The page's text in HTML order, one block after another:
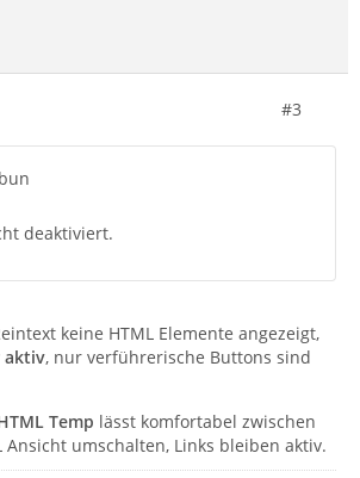
#3
deaktiviert.
keine HTML Elemente angezeigt,
aktiv, nur verführerische Buttons sind
Temp lässt komfortabel zwischen
Ansicht umschalten, Links bleiben aktiv.